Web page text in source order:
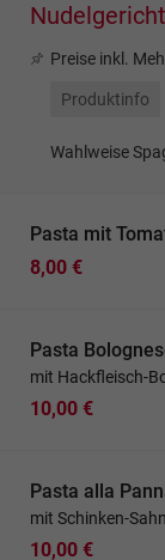
Preise inkl.
Produktinfo
Wahlweise
Pasta mit
8,00 €
Pasta
mit Hackfleisch-
10,00 €
Pasta alla
mit Schinken-
10,00 €